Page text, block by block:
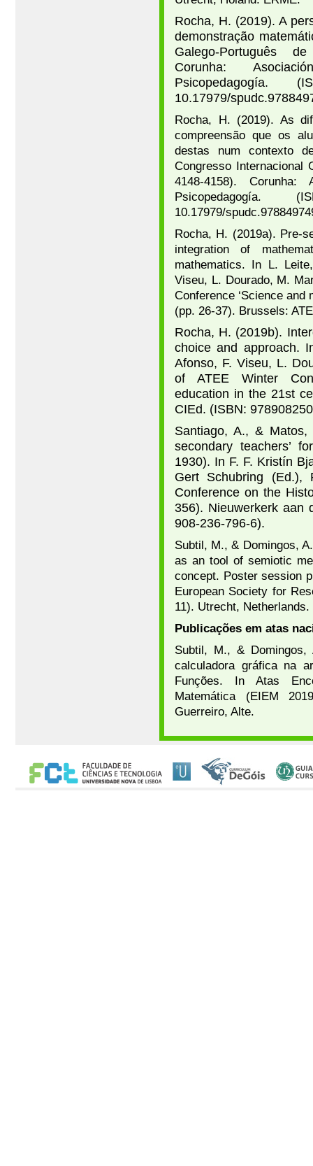
Rocha, H. (2019). A
demonstração
Galego-Português
Corunha:
Psicopedagogía.
10.17979/
Rocha, H. (2019). As
compreensão que os
destas num contexto
Congresso Internacional
4148-4158). Corunha:
Psicopedagogía.
10.17979/
Rocha, H. (2019a). Pre-
integration of
mathematics. In L.
Viseu, L. Dourado, M.
Conference ‘Science and
(pp. 26-37). Brussels:
Rocha, H. (2019b).
choice and approach.
Afonso, F. Viseu, L.
of ATEE Winter
education in the 21st
CIEd. (ISBN:
Santiago, A., &
secondary teachers’
1930). In F. F. Kristín
Gert Schubring (Ed.),
Conference on the
356). Nieuwerkerk aan
908-236-796-6).
Subtil, M., & Domingos,
as an tool of semiotic
concept. Poster session
European Society for
11). Utrecht, Netherlands.
Publicações em atas
Subtil, M., &
calculadora gráfica na
Funções. In Atas
Matemática (EIEM
Guerreiro, Alte.